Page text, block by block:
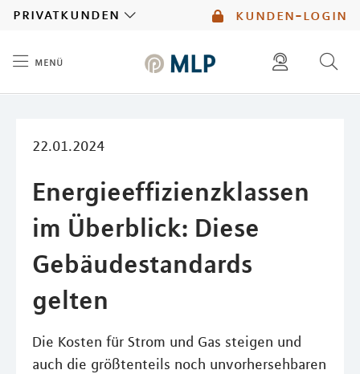
kunden-login
privatkunden
menü
22.01.2024
Energieeffizienzklassen
im Überblick: Diese
Gebäudestandards
gelten
Die Kosten für Strom und Gas steigen und
auch die größtenteils noch unvorhersehbaren